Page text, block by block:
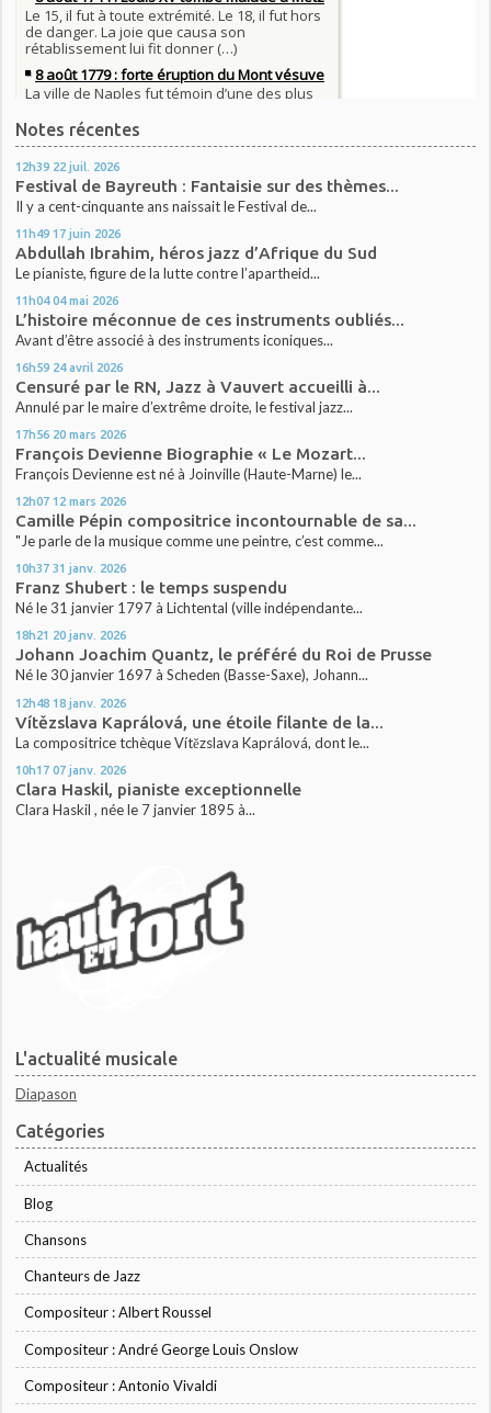
Notes récentes
12h39 22 juil. 2026
Festival de Bayreuth : Fantaisie sur des thèmes...
Il y a cent-cinquante ans naissait le Festival de...
11h49 17 juin 2026
Abdullah Ibrahim, héros jazz d’Afrique du Sud
Le pianiste, figure de la lutte contre l’apartheid...
11h04 04 mai 2026
L’histoire méconnue de ces instruments oubliés...
Avant d’être associé à des instruments iconiques...
16h59 24 avril 2026
Censuré par le RN, Jazz à Vauvert accueilli à...
Annulé par le maire d’extrême droite, le festival jazz...
17h56 20 mars 2026
François Devienne Biographie « Le Mozart...
François Devienne est né à Joinville (Haute-Marne) le...
12h07 12 mars 2026
Camille Pépin compositrice incontournable de sa...
"Je parle de la musique comme une peintre, c’est comme...
10h37 31 janv. 2026
Franz Shubert : le temps suspendu
Né le 31 janvier 1797 à Lichtental (ville indépendante...
18h21 20 janv. 2026
Johann Joachim Quantz, le préféré du Roi de Prusse
Né le 30 janvier 1697 à Scheden (Basse-Saxe), Johann...
12h48 18 janv. 2026
Vítězslava Kaprálová, une étoile filante de la...
La compositrice tchèque Vítězslava Kaprálová, dont le...
10h17 07 janv. 2026
Clara Haskil, pianiste exceptionnelle
Clara Haskil , née le 7 janvier 1895 à...
L'actualité musicale
Diapason
Catégories
Actualités
Blog
Chansons
Chanteurs de Jazz
Compositeur : Albert Roussel
Compositeur : André George Louis Onslow
Compositeur : Antonio Vivaldi